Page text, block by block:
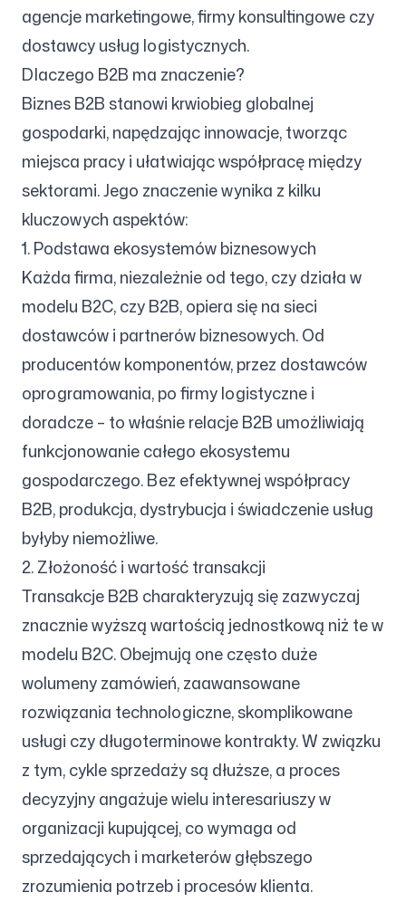
Obserwuj nas
agencje marketingowe, firmy konsultingowe czy
dostawcy usług logistycznych.
Dlaczego B2B ma znaczenie?
Biznes B2B stanowi krwiobieg globalnej
gospodarki, napędzając innowacje, tworząc
miejsca pracy i ułatwiając współpracę między
sektorami. Jego znaczenie wynika z kilku
kluczowych aspektów:
1. Podstawa ekosystemów biznesowych
Każda firma, niezależnie od tego, czy działa w
modelu B2C, czy B2B, opiera się na sieci
dostawców i partnerów biznesowych. Od
producentów komponentów, przez dostawców
oprogramowania, po firmy logistyczne i
doradcze – to właśnie relacje B2B umożliwiają
funkcjonowanie całego ekosystemu
gospodarczego. Bez efektywnej współpracy
B2B, produkcja, dystrybucja i świadczenie usług
byłyby niemożliwe.
2. Złożoność i wartość transakcji
Transakcje B2B charakteryzują się zazwyczaj
znacznie wyższą wartością jednostkową niż te w
modelu B2C. Obejmują one często duże
wolumeny zamówień, zaawansowane
rozwiązania technologiczne, skomplikowane
usługi czy długoterminowe kontrakty. W związku
z tym, cykle sprzedaży są dłuższe, a proces
decyzyjny angażuje wielu interesariuszy w
organizacji kupującej, co wymaga od
sprzedających i marketerów głębszego
zrozumienia potrzeb i procesów klienta.